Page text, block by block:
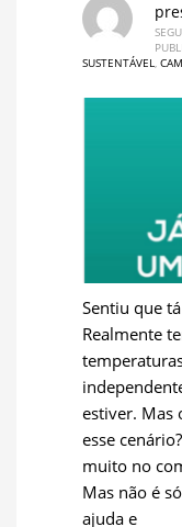
SUSTENTÁVEL,
Sentiu que
Realmente
estiver. Mas
esse
muito no
Mas não é
ajuda e